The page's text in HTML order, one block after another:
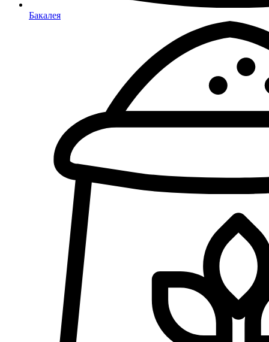
Бакалея